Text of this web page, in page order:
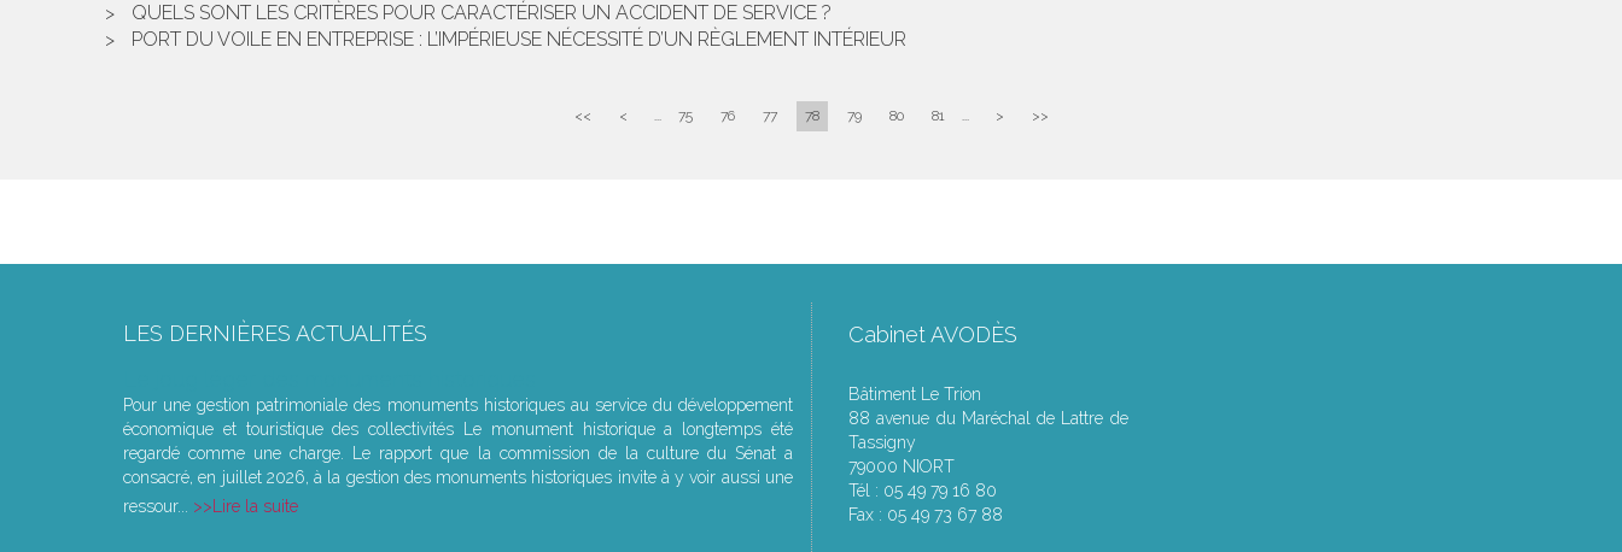
QUELS SONT LES CRITÈRES POUR CARACTÉRISER UN ACCIDENT DE SERVICE ?
PORT DU VOILE EN ENTREPRISE : L’IMPÉRIEUSE NÉCESSITÉ D’UN RÈGLEMENT INTÉRIEUR
<< < ... 75 76 77 78 79 80 81 ... > >>
LES DERNIÈRES ACTUALITÉS
Pour une gestion patrimoniale des monuments historiques au service du développement
économique et touristique des collectivités Le monument historique a longtemps été
regardé comme une charge. Le rapport que la commission de la culture du Sénat a
consacré, en juillet 2026, à la gestion des monuments historiques invite à y voir aussi une
ressour...
Lire la suite
Cabinet AVODÈS
Bâtiment Le Trion
88 avenue du Maréchal de Lattre de
Tassigny
79000 NIORT
Tél : 05 49 79 16 80
Fax : 05 49 73 67 88